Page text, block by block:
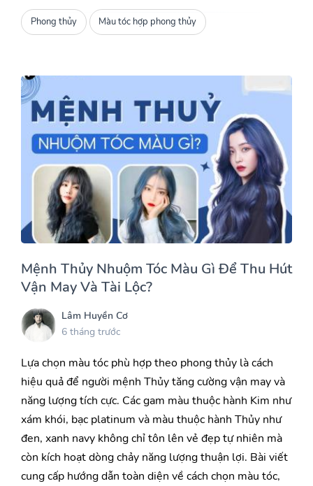
Phong thủy Màu tóc hợp phong thủy
Mệnh Thủy Nhuộm Tóc Màu Gì Để Thu Hút
Vận May Và Tài Lộc?
Lâm Huyền Cơ
6 tháng trước
Lựa chọn màu tóc phù hợp theo phong thủy là cách
hiệu quả để người mệnh Thủy tăng cường vận may và
năng lượng tích cực. Các gam màu thuộc hành Kim như
xám khói, bạc platinum và màu thuộc hành Thủy như
đen, xanh navy không chỉ tôn lên vẻ đẹp tự nhiên mà
còn kích hoạt dòng chảy năng lượng thuận lợi. Bài viết
cung cấp hướng dẫn toàn diện về cách chọn màu tóc,